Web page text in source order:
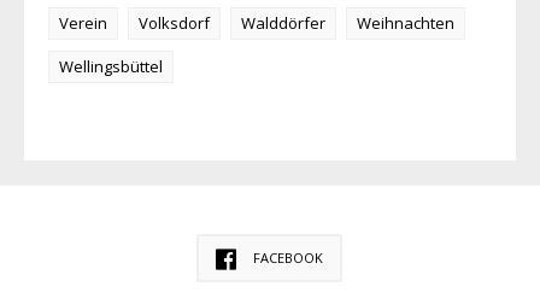
Verein
Volksdorf Walddörfer
Weihnachten
Wellingsbüttel
FACEBOOK